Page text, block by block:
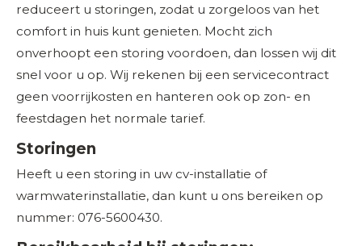
reduceert u storingen, zodat u zorgeloos van het
comfort in huis kunt genieten. Mocht zich
onverhoopt een storing voordoen, dan lossen wij dit
snel voor u op. Wij rekenen bij een servicecontract
geen voorrijkosten en hanteren ook op zon- en
feestdagen het normale tarief.
Storingen
Heeft u een storing in uw cv-installatie of
warmwaterinstallatie, dan kunt u ons bereiken op
nummer: 076-5600430.